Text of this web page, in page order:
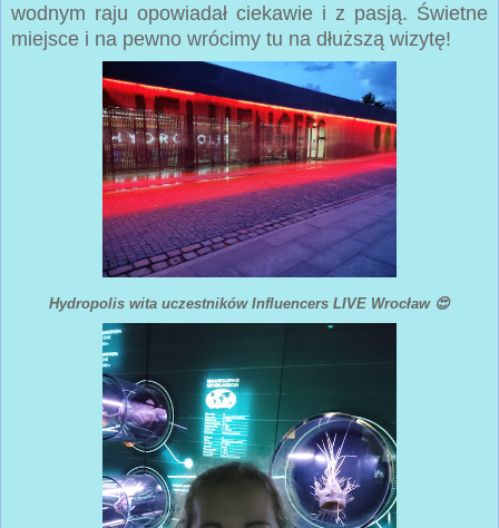
wodnym raju opowiadał ciekawie i z pasją. Świetne
miejsce i na pewno wrócimy tu na dłuższą wizytę!
Hydropolis wita uczestników Influencers LIVE Wrocław 😍